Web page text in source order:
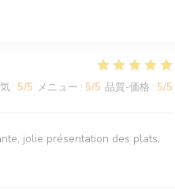
: 5/5 メニュー : 5/5 品質-価格 : 5/5
jolie présentation des plats,